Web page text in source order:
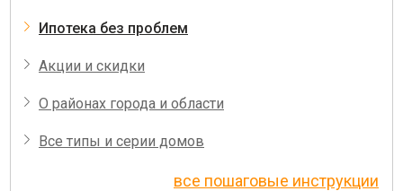
Ипотека без проблем
Акции и скидки
О районах города и области
Все типы и серии домов
все пошаговые инструкции